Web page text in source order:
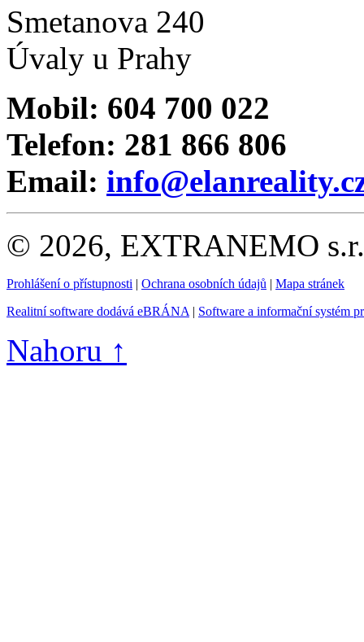
Smetanova 240
Úvaly u Prahy
Mobil: 604 700 022
Telefon: 281 866 806
Email:
© 2026, EXTRANEMO
Prohlášení o přístupnosti | Ochrana osobních údajů | Mapa stránek
Realitní software dodává eBRÁNA | Software a informační systém
Nahoru ↑